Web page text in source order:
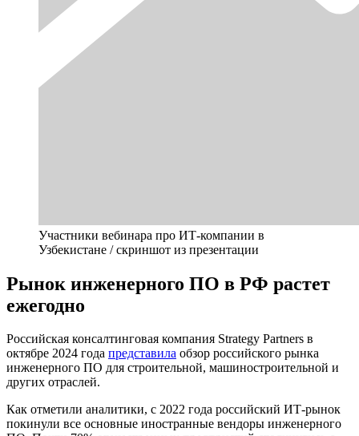
Участники вебинара про ИТ-компании в
Узбекистане / скриншот из презентации
Рынок инженерного ПО в РФ растет
ежегодно
Российская консалтинговая компания Strategy Partners в
октябре 2024 года представила обзор российского рынка
инженерного ПО для строительной, машиностроительной и
других отраслей.
Как отметили аналитики, с 2022 года российский ИТ-рынок
покинули все основные иностранные вендоры инженерного